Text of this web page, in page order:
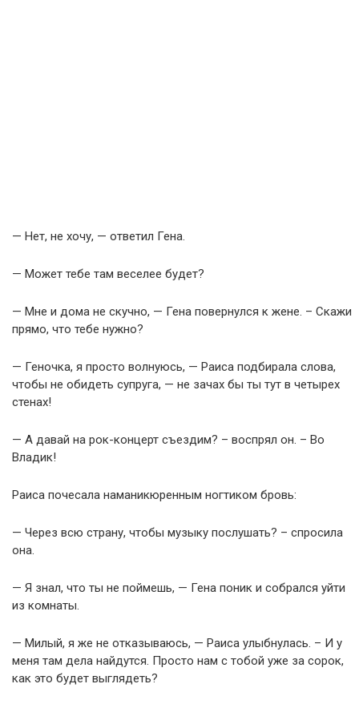
— Нет, не хочу, — ответил Гена.
— Может тебе там веселее будет?
— Мне и дома не скучно, — Гена повернулся к жене. – Скажи
прямо, что тебе нужно?
— Геночка, я просто волнуюсь, — Раиса подбирала слова,
чтобы не обидеть супруга, — не зачах бы ты тут в четырех
стенах!
— А давай на рок-концерт съездим? – воспрял он. – Во
Владик!
Раиса почесала наманикюренным ногтиком бровь:
— Через всю страну, чтобы музыку послушать? – спросила
она.
— Я знал, что ты не поймешь, — Гена поник и собрался уйти
из комнаты.
— Милый, я же не отказываюсь, — Раиса улыбнулась. – И у
меня там дела найдутся. Просто нам с тобой уже за сорок,
как это будет выглядеть?